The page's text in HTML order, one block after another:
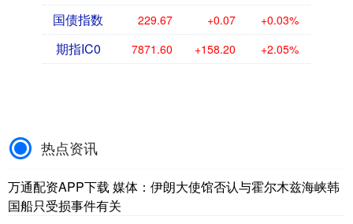
国债指数 229.67 +0.07 +0.03%
期指IC0 7871.60 +158.20 +2.05%
热点资讯
万通配资APP下载 媒体：伊朗大使馆否认与霍尔木兹海峡韩
国船只受损事件有关